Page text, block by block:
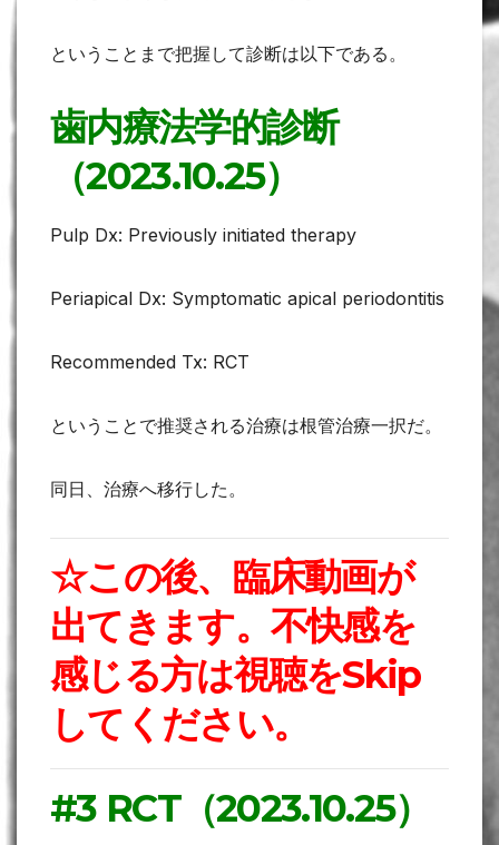
ということまで把握して診断は以下である。
歯内療法学的診断
（2023.10.25）
Pulp Dx: Previously initiated therapy
Periapical Dx: Symptomatic apical periodontitis
Recommended Tx: RCT
ということで推奨される治療は根管治療一択だ。
同日、治療へ移行した。
☆この後、臨床動画が
出てきます。不快感を
感じる方は視聴をSkip
してください。
#3 RCT（2023.10.25）